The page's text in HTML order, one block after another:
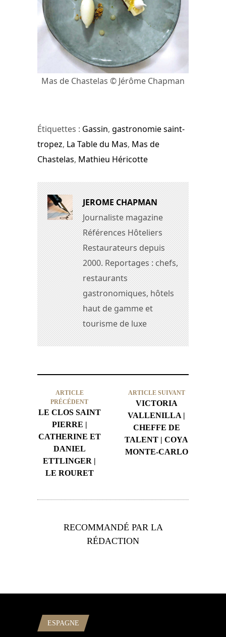
Mas de Chastelas © Jérôme Chapman
Étiquettes : Gassin, gastronomie saint-
tropez, La Table du Mas, Mas de
Chastelas, Mathieu Héricotte
JEROME CHAPMAN
Journaliste magazine
Références Hôteliers
Restaurateurs depuis
2000. Reportages : chefs,
restaurants
gastronomiques, hôtels
haut de gamme et
tourisme de luxe
ARTICLE
PRÉCÉDENT
LE CLOS SAINT
PIERRE |
CATHERINE ET
DANIEL
ETTLINGER |
LE ROURET
ARTICLE SUIVANT
VICTORIA
VALLENILLA |
CHEFFE DE
TALENT | COYA
MONTE-CARLO
RECOMMANDÉ PAR LA
RÉDACTION
ESPAGNE